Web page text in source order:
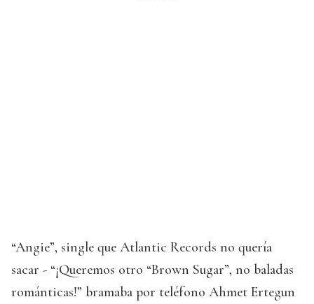
“Angie”, single que Atlantic Records no quería
sacar - “¡Queremos otro “Brown Sugar”, no baladas
románticas!” bramaba por teléfono Ahmet Ertegun